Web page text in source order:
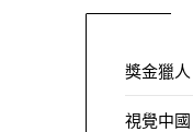
獎金獵人
視覺中國